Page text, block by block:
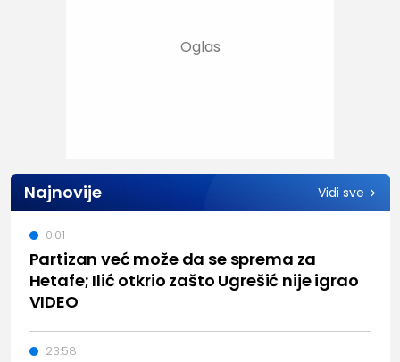
Najnovije Vidi sve
Partizan već može da se sprema za
Hetafe; Ilić otkrio zašto Ugrešić nije igrao
VIDEO
0:01
23:58